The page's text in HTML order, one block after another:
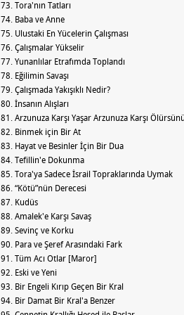
73. Tora'nın Tatları
74. Baba ve Anne
75. Ulustaki En Yücelerin Çalışması
76. Çalışmalar Yükselir
77. Yunanlılar Etrafımda Toplandı
78. Eğilimin Savaşı
79. Çalışmada Yakışıklı Nedir?
80. İnsanın Alışları
81. Arzunuza Karşı Yaşar Arzunuza Karşı
82. Binmek için Bir At
83. Hayat ve Besinler İçin Bir Dua
84. Tefillin'e Dokunma
85. Tora'ya Sadece İsrail Topraklarında Uymak
86. “Kötü”nün Derecesi
87. Kudüs
88. Amalek'e Karşı Savaş
89. Sevinç ve Korku
90. Para ve Şeref Arasındaki Fark
91. Tüm Acı Otlar [Maror]
92. Eski ve Yeni
93. Bir Engeli Kırıp Geçen Bir Kral
94. Bir Damat Bir Kral'a Benzer